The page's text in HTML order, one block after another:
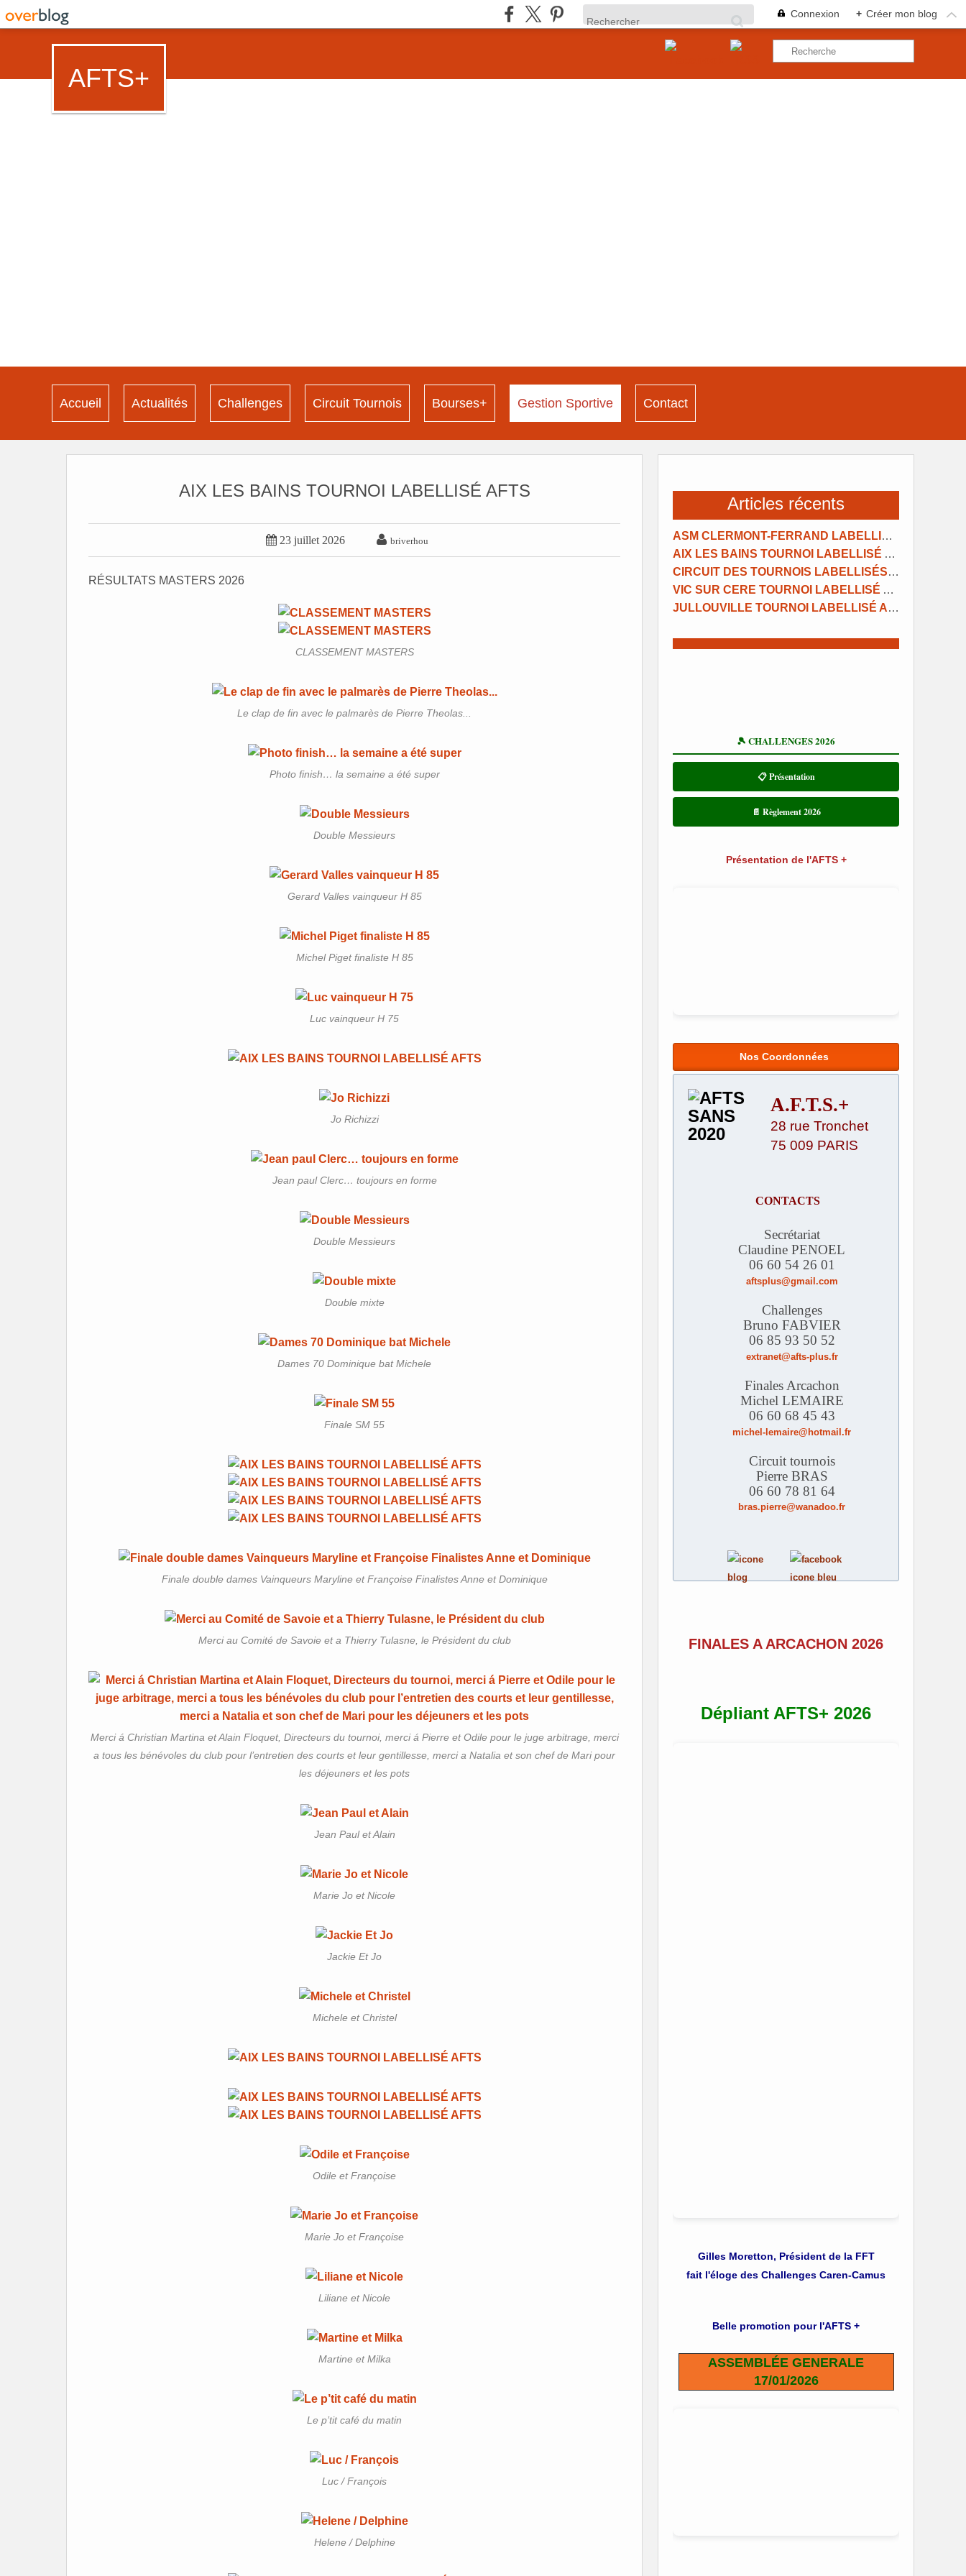
Connexion + Créer mon blog
AFTS+
Accueil Actualités Challenges Circuit Tournois Bourses+ Gestion Sportive Contact
Articles récents
ASM CLERMONT-FERRAND LABELLISE AFTS 2026
AIX LES BAINS TOURNOI LABELLISÉ AFTS
CIRCUIT DES TOURNOIS LABELLISÉS AFTS 2026
VIC SUR CERE TOURNOI LABELLISÉ AFTS+
JULLOUVILLE TOURNOI LABELLISÉ AFTS 2026
🎾 CHALLENGES 2026
📋 Présentation
📄 Règlement 2026
Présentation de l'AFTS +
Nos Coordonnées
A.F.T.S.+
28 rue Tronchet
75 009 PARIS
CONTACTS
Secrétariat
Claudine PENOEL
06 60 54 26 01
aftsplus@gmail.com
Challenges
Bruno FABVIER
06 85 93 50 52
extranet@afts-plus.fr
Finales Arcachon
Michel LEMAIRE
06 60 68 45 43
michel-lemaire@hotmail.fr
Circuit tournois
Pierre BRAS
06 60 78 81 64
bras.pierre@wanadoo.fr
FINALES A ARCACHON 2026
Dépliant AFTS+ 2026
Gilles Moretton, Président de la FFT
fait l'éloge des Challenges Caren-Camus
Belle promotion pour l'AFTS +
ASSEMBLÉE GENERALE
17/01/2026
AIX LES BAINS TOURNOI LABELLISÉ AFTS
 23 juillet 2026  briverhou
RÉSULTATS MASTERS 2026
CLASSEMENT MASTERS
Le clap de fin avec le palmarès de Pierre Theolas...
Photo finish… la semaine a été super
Double Messieurs
Gerard Valles vainqueur H 85
Michel Piget finaliste H 85
Luc vainqueur H 75
Jo Richizzi
Jean paul Clerc… toujours en forme
Double Messieurs
Double mixte
Dames 70 Dominique bat Michele
Finale SM 55
Finale double dames Vainqueurs Maryline et Françoise Finalistes Anne et Dominique
Merci au Comité de Savoie et a Thierry Tulasne, le Président du club
Merci á Christian Martina et Alain Floquet, Directeurs du tournoi, merci á Pierre et Odile pour le juge arbitrage, merci
a tous les bénévoles du club pour l’entretien des courts et leur gentillesse, merci a Natalia et son chef de Mari pour
les déjeuners et les pots
Jean Paul et Alain
Marie Jo et Nicole
Jackie Et Jo
Michele et Christel
Odile et Françoise
Marie Jo et Françoise
Liliane et Nicole
Martine et Milka
Le p’tit café du matin
Luc / François
Helene / Delphine